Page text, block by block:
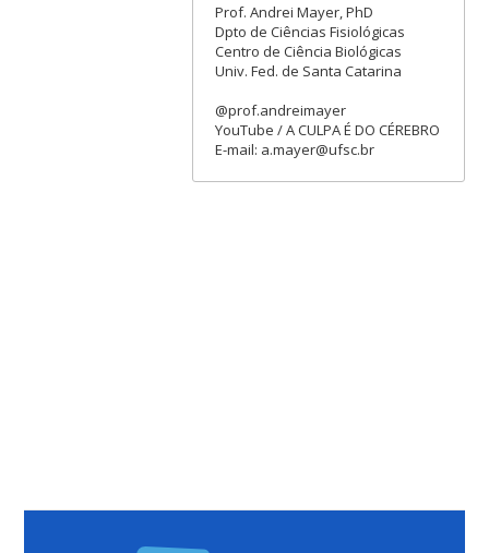
Prof. Andrei Mayer, PhD
Dpto de Ciências Fisiológicas
Centro de Ciência Biológicas
Univ. Fed. de Santa Catarina
@prof.andreimayer
YouTube / A CULPA É DO CÉREBRO
E-mail: a.mayer@ufsc.br